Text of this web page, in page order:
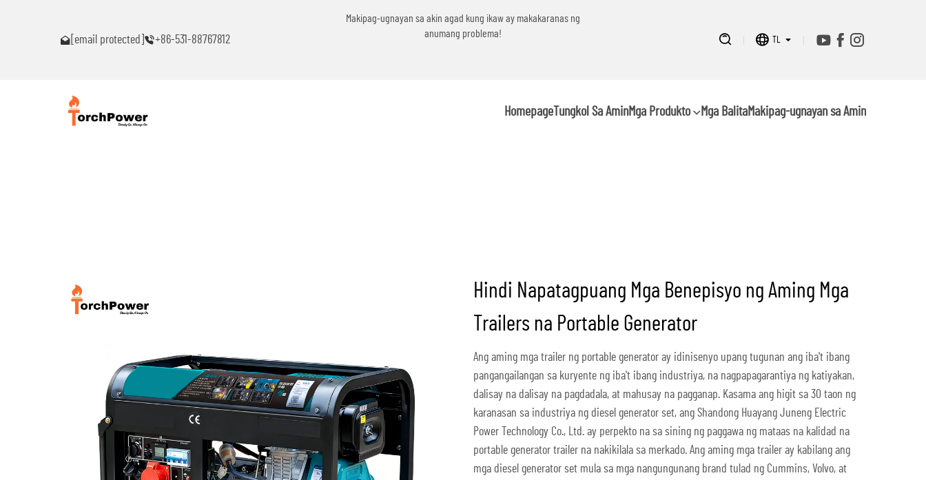
[email protected] +86-531-88767812
anumang problema!
Makipag-ugnayan sa akin agad kung ikaw ay makakaranas ng
anumang problema!
TL
HomepageTungkol Sa AminMga Produkto Mga BalitaMakipag-ugnayan sa Amin
Hindi Napatagpuang Mga Benepisyo ng Aming Mga
Trailers na Portable Generator
Ang aming mga trailer ng portable generator ay idinisenyo upang tugunan ang iba't ibang
pangangailangan sa kuryente ng iba't ibang industriya, na nagpapagarantiya ng katiyakan,
dalisay na dalisay na pagdadala, at mahusay na pagganap. Kasama ang higit sa 30 taon ng
karanasan sa industriya ng diesel generator set, ang Shandong Huayang Juneng Electric
Power Technology Co., Ltd. ay perpekto na sa sining ng paggawa ng mataas na kalidad na
portable generator trailer na nakikilala sa merkado. Ang aming mga trailer ay kabilang ang
mga diesel generator set mula sa mga nangungunang brand tulad ng Cummins, Volvo, at